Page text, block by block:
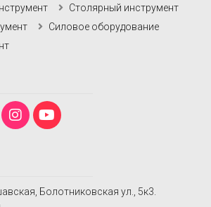
Болотниковская ул., 5к3.
Столярный инструмент
Силовое оборудование